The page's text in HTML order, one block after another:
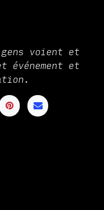
gens voient et
événement et